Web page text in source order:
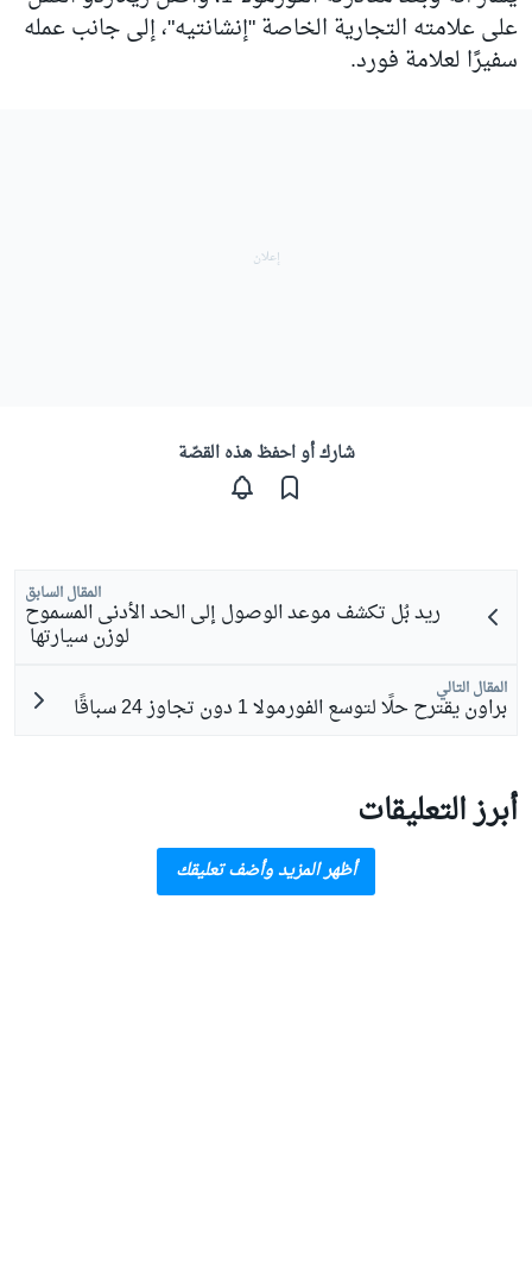
على علامته التجارية الخاصة "إنشانتيه"، إلى جانب عمله
سفيرًا لعلامة فورد.
شارك أو احفظ هذه القصّة
المقال السابق
ريد بُل تكشف موعد الوصول إلى الحد الأدنى المسموح
لوزن سيارتها
المقال التالي
براون يقترح حلًا لتوسع الفورمولا 1 دون تجاوز 24 سباقًا
أبرز التعليقات
أظهر المزيد وأضف تعليقك